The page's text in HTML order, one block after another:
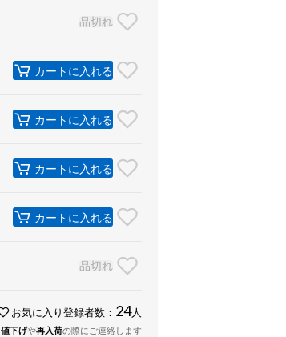
品切れ
カートに入れる
カートに入れる
カートに入れる
カートに入れる
品切れ
お気に入り登録者数： 24人
値下げや再入荷の際にご連絡します